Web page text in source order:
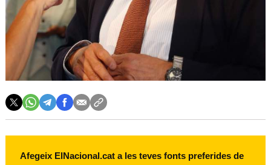
Afegeix ElNacional.cat a les teves fonts preferides de